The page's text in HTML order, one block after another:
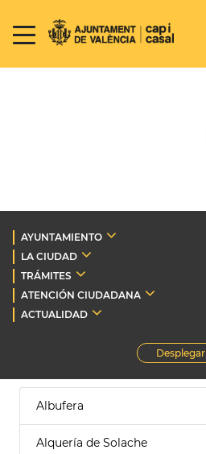
AYUNTAMIENTO
LA CIUDAD
TRÁMITES
ATENCIÓN CIUDADANA
ACTUALIDAD
Desplegar
Albufera
Alquería de Solache